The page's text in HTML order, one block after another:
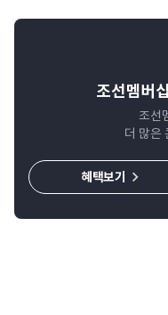
조선멤버
조선
더 많은
혜택보기